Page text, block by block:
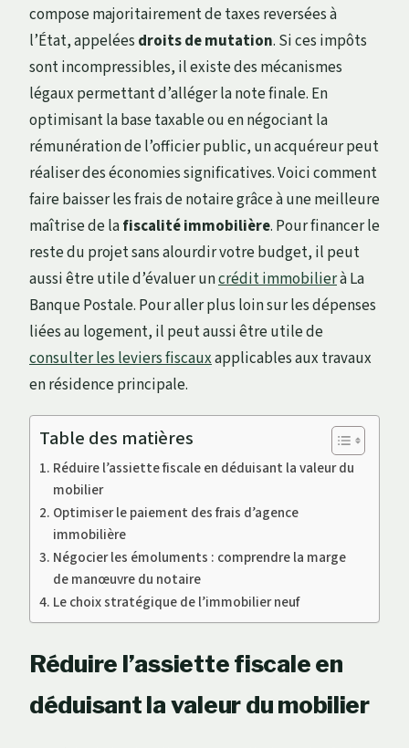
compose majoritairement de taxes reversées à
l’État, appelées droits de mutation. Si ces impôts
sont incompressibles, il existe des mécanismes
légaux permettant d’alléger la note finale. En
optimisant la base taxable ou en négociant la
rémunération de l’officier public, un acquéreur peut
réaliser des économies significatives. Voici comment
faire baisser les frais de notaire grâce à une meilleure
maîtrise de lafiscalité immobilière. Pour financer le
reste du projet sans alourdir votre budget, il peut
aussi être utile d’évaluer uncrédit immobilierà La
Banque Postale. Pour aller plus loin sur les dépenses
liées au logement, il peut aussi être utile de
consulter les leviers fiscauxapplicables aux travaux
en résidence principale.
Table des matières
Réduire l’assiette fiscale en déduisant la valeur du
mobilier
Optimiser le paiement des frais d’agence
immobilière
Négocier les émoluments : comprendre la marge
de manœuvre du notaire
Le choix stratégique de l’immobilier neuf
Réduire l’assiette fiscale en
déduisant la valeur du mobilier